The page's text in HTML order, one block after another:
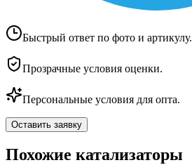
Быстрый ответ по фото и артикулу.
Прозрачные условия оценки.
Персональные условия для опта.
Оставить заявку
Похожие катализаторы